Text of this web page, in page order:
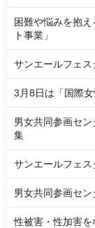
困難や悩みを抱
ト事業」
サンエールフェ
3月8日は「国際女
男女共同参画セ
集
サンエールフェス
男女共同参画セ
性被害・性加害を